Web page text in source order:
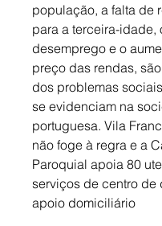
população, a falta de
para a terceira-idade,
desemprego e o
preço das rendas,
dos problemas
se evidenciam na
portuguesa. Vila
não foge à regra e a
Paroquial apoia 80
serviços de centro de
apoio domiciliário